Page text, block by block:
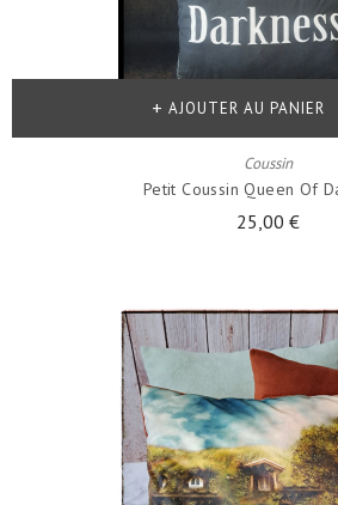
Coussin
Petit Coussin Queen Of
25,00 €
AJOUTER AU PANIER